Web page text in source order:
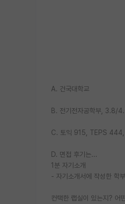
A. 건국대학교
B. 전기전자공학부, 3.8/
C. 토익 915, TEPS 444,
D. 면접 후기는...
1분 자기소개
- 자기소개서에 작성한 학
컨택한 랩실이 있는지? 어